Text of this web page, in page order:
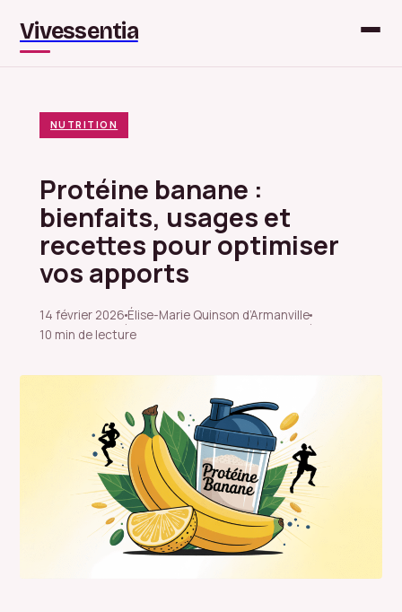
Vivessentia
NUTRITION
Protéine banane :
bienfaits, usages et
recettes pour optimiser
vos apports
14 février 2026
·
Élise-Marie Quinson d’Armanville
·
10 min de lecture